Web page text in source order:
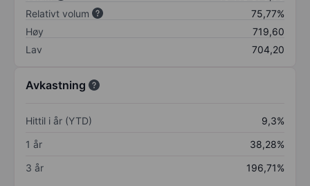
Relativt volum
75,77%
Høy
719,60
Lav
704,20
Avkastning
Hittil i år (YTD)
9,3%
1 år
38,28%
3 år
196,71%